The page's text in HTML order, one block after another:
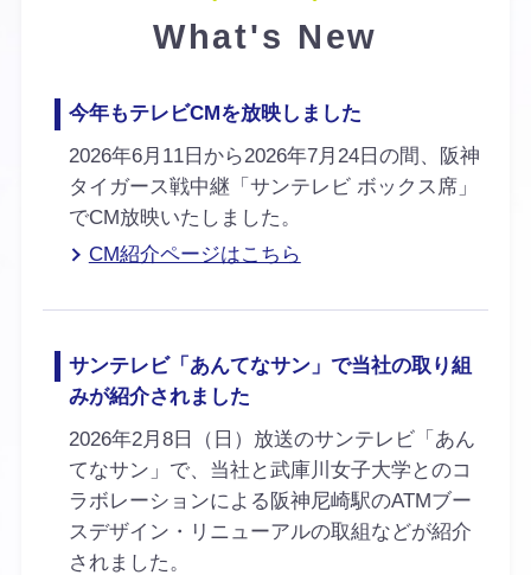
What's New
今年もテレビCMを放映しました
2026年6月11日から2026年7月24日の間、阪神
タイガース戦中継「サンテレビ ボックス席」
でCM放映いたしました。
CM紹介ページはこちら
サンテレビ「あんてなサン」で当社の取り組
みが紹介されました
2026年2月8日（日）放送のサンテレビ「あん
てなサン」で、当社と武庫川女子大学とのコ
ラボレーションによる阪神尼崎駅のATMブー
スデザイン・リニューアルの取組などが紹介
されました。